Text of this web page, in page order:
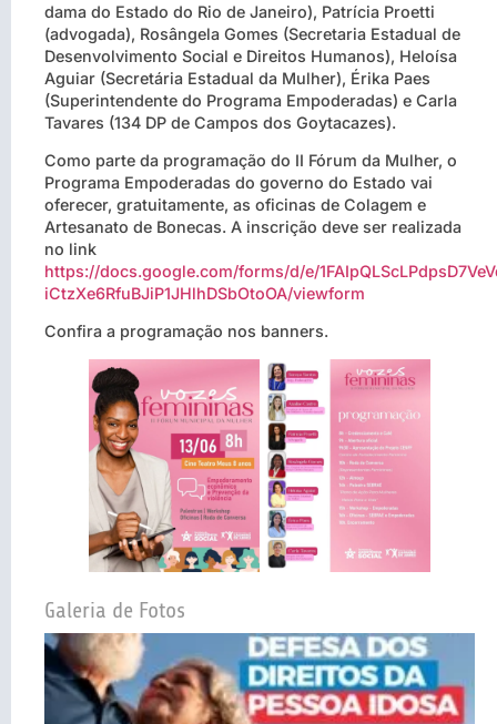
dama do Estado do Rio de Janeiro), Patrícia Proetti
(advogada), Rosângela Gomes (Secretaria Estadual de
Desenvolvimento Social e Direitos Humanos), Heloísa
Aguiar (Secretária Estadual da Mulher), Érika Paes
(Superintendente do Programa Empoderadas) e Carla
Tavares (134 DP de Campos dos Goytacazes).
Como parte da programação do II Fórum da Mulher, o
Programa Empoderadas do governo do Estado vai
oferecer, gratuitamente, as oficinas de Colagem e
Artesanato de Bonecas. A inscrição deve ser realizada
no link
https://docs.google.com/forms/d/e/
iCtzXe6RfuBJiP1JHlhDSbOtoOA/viewform
Confira a programação nos banners.
Galeria de Fotos